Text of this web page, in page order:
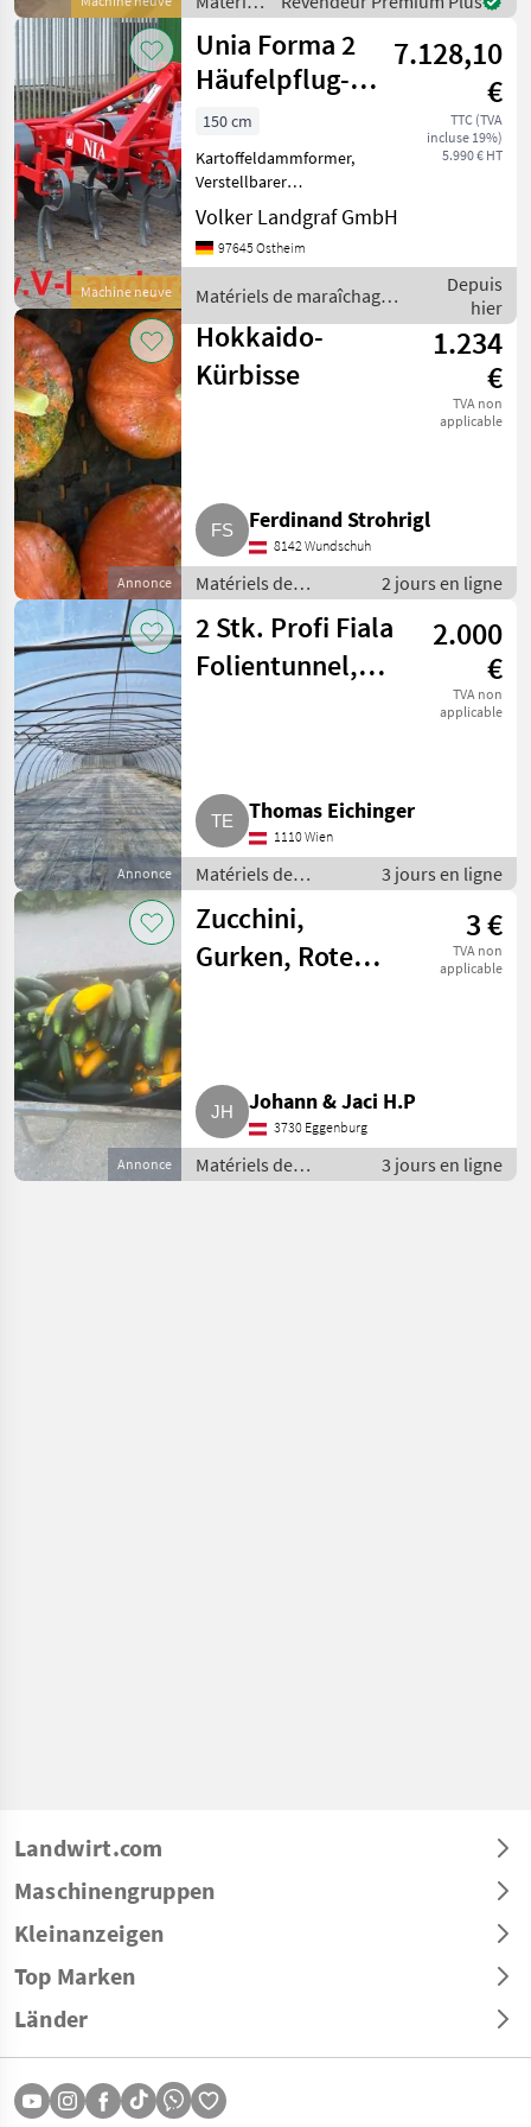
M
de
maraîchage
/
Sonstige
Machine neuve
Unia Forma 2
Häufelpflug-
Dammformer
7.128,10
€
TTC (TVA
incluse 19%)
5.990 € HT
150 cm
Kartoffeldammformer,
Verstellbarer
Reihenabstand 70/75 cm,
Neigungseinstellung der
Dammformvorrichtung,
Formungsbleche (für die
Bearbeitung von Dämmen
nac
Volker Landgraf GmbH
97645 Ostheim
Matériels de maraîchage /
Unia
Depuis
hier
Annonce
Hokkaido-
Kürbisse
1.234
€
TVA non
applicable
Ferdinand Strohrigl
8142 Wundschuh
Matériels de
maraîchage / Autres
matériels de
maraîchage
2 jours en ligne
Annonce
2 Stk. Profi Fiala
Folientunnel,
2.000
€
TVA non
applicable
Thomas Eichinger
1110 Wien
Matériels de
maraîchage / Autres
matériels de
maraîchage
3 jours en ligne
Annonce
Zucchini,
Gurken, Rote
3 €
TVA non
applicable
Johann & Jaci H.P
3730 Eggenburg
Matériels de
maraîchage / Autres
3 jours en ligne
Landwirt.com
Maschinengruppen
Kleinanzeigen
Top Marken
Länder